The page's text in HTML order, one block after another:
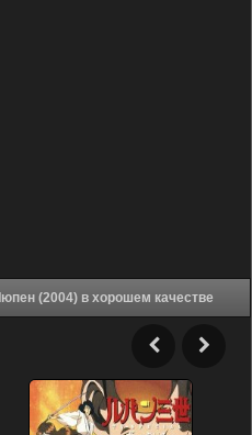
Аниме Люпен III: Украденный Люпен (2004) в хорошем качестве